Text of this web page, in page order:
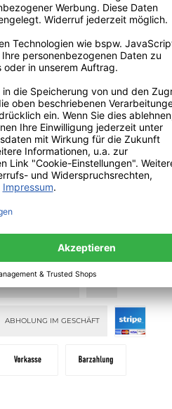
oder
von 24h
UND
PAY WITH KLARNA
ABHOLUNG IM GESCHÄFT